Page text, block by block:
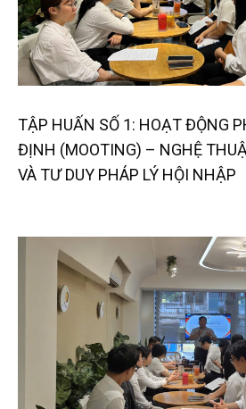
TẬP HUẤN SỐ 1: HOẠT ĐỘNG
ĐỊNH (MOOTING) – NGHỆ
VÀ TƯ DUY PHÁP LÝ HỘI NHẬP